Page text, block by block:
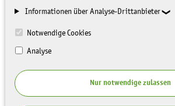
Informationen über Analyse-Drittanbieter
Notwendige Cookies
Analyse
Nur notwendige zulassen